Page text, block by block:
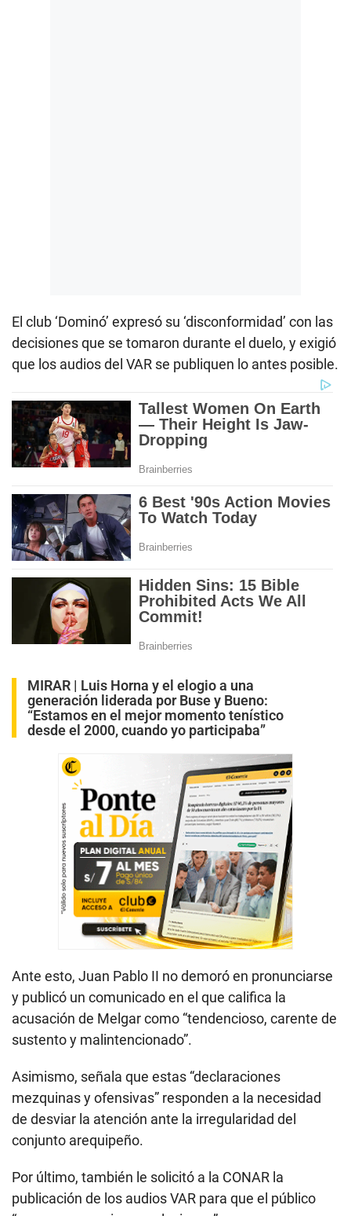
El club ‘Dominó’ expresó su ‘disconformidad’ con las
decisiones que se tomaron durante el duelo, y exigió
que los audios del VAR se publiquen lo antes posible.
MIRAR | Luis Horna y el elogio a una
generación liderada por Buse y Bueno:
“Estamos en el mejor momento tenístico
desde el 2000, cuando yo participaba”
Ante esto, Juan Pablo II no demoró en pronunciarse
y publicó un comunicado en el que califica la
acusación de Melgar como “tendencioso, carente de
sustento y malintencionado”.
Asimismo, señala que estas “declaraciones
mezquinas y ofensivas” responden a la necesidad
de desviar la atención ante la irregularidad del
conjunto arequipeño.
Por último, también le solicitó a la CONAR la
publicación de los audios VAR para que el público